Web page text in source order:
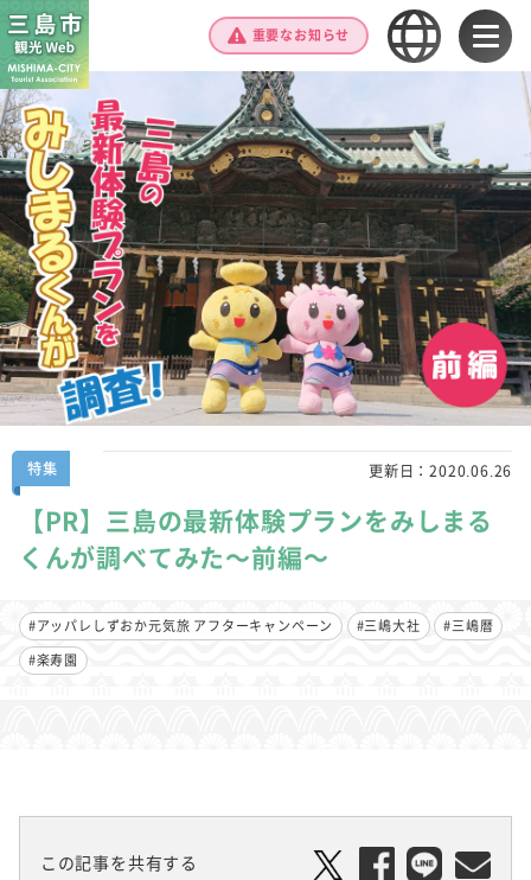
重要なお知らせ
特集 更新日：2020.06.26
【PR】三島の最新体験プランをみしまる
くんが調べてみた～前編～
#アッパレしずおか元気旅 アフターキャンペーン #三嶋大社
#三嶋暦
#楽寿園
この記事を共有する